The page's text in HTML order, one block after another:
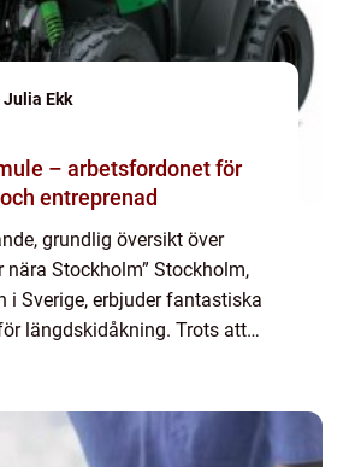
Julia Ekk
– arbetsfordonet för
entreprenad
grundlig översikt över
nära Stockholm” Stockholm,
i Sverige, erbjuder fantastiska
längdskidåkning. Trots att